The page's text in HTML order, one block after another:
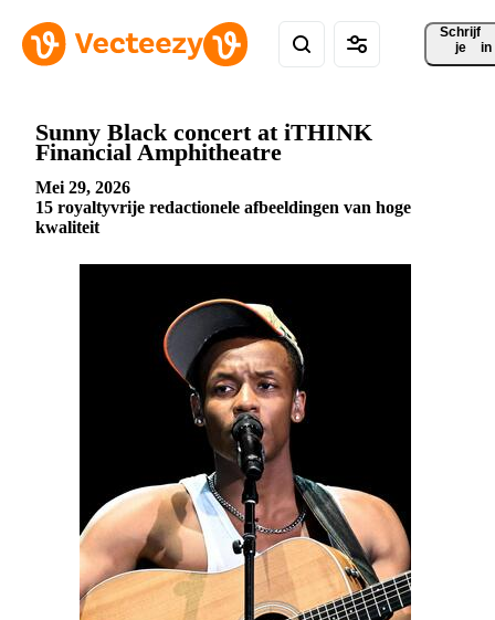
Schrijf
je
in
Sunny Black concert at iTHINK
Financial Amphitheatre
Mei 29, 2026
15 royaltyvrije redactionele afbeeldingen van hoge
kwaliteit